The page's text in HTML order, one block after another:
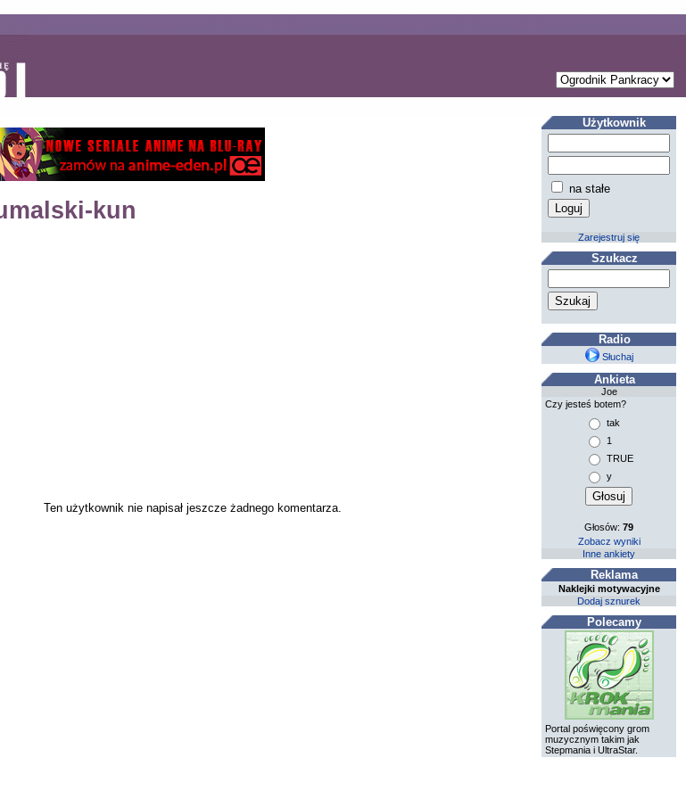
kun
Ten użytkownik nie napisał jeszcze żadnego komentarza.
Użytkownik
na stałe
Zarejestruj się
Szukacz
Radio
Słuchaj
Ankieta
Joe
Czy jesteś botem?
tak
1
TRUE
y
Głosów:79
Zobacz wyniki
Inne ankiety
Reklama
Naklejki motywacyjne
Dodaj sznurek
Polecamy
Portal poświęcony grom
muzycznym takim jak
Stepmania i UltraStar.